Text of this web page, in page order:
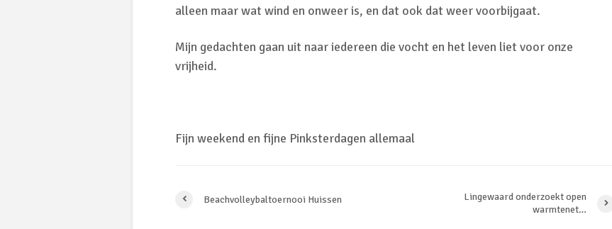
alleen maar wat wind en onweer is, en dat ook dat weer voorbijgaat.
Mijn gedachten gaan uit naar iedereen die vocht en het leven liet voor onze
vrijheid.
Fijn weekend en fijne Pinksterdagen allemaal
Beachvolleybaltoernooi Huissen
Lingewaard onderzoekt open
warmtenet…